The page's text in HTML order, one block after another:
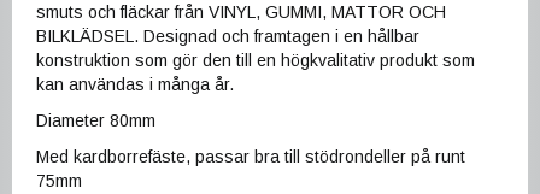
smuts och fläckar från VINYL, GUMMI, MATTOR OCH
BILKLÄDSEL. Designad och framtagen i en hållbar
konstruktion som gör den till en högkvalitativ produkt som
kan användas i många år.
Diameter 80mm
Med kardborrefäste, passar bra till stödrondeller på runt
75mm